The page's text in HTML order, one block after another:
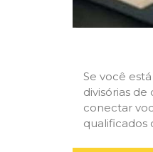
Se você
divisórias
conectar
qualificados